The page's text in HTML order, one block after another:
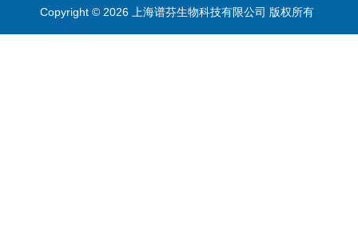
Copyright © 2026 上海谱芬生物科技有限公司 版权所有